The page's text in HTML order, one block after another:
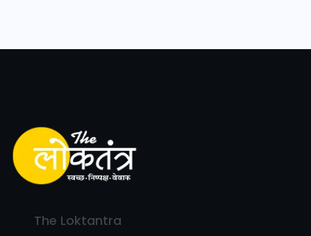
The Loktantra